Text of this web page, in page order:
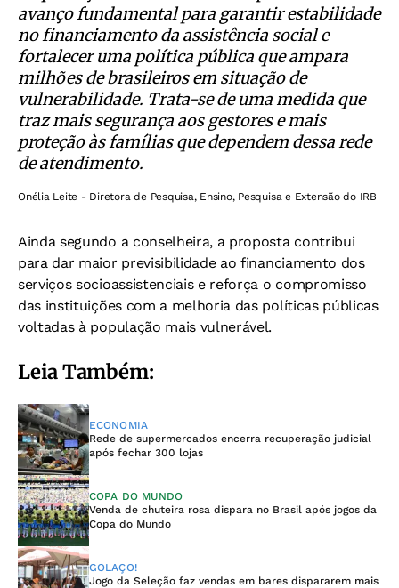
avanço fundamental para garantir estabilidade
no financiamento da assistência social e
fortalecer uma política pública que ampara
milhões de brasileiros em situação de
vulnerabilidade. Trata-se de uma medida que
traz mais segurança aos gestores e mais
proteção às famílias que dependem dessa rede
de atendimento.
Onélia Leite - Diretora de Pesquisa, Ensino, Pesquisa e Extensão do IRB
Ainda segundo a conselheira, a proposta contribui
para dar maior previsibilidade ao financiamento dos
serviços socioassistenciais e reforça o compromisso
das instituições com a melhoria das políticas públicas
voltadas à população mais vulnerável.
Leia Também:
ECONOMIA
Rede de supermercados encerra recuperação judicial
após fechar 300 lojas
COPA DO MUNDO
Venda de chuteira rosa dispara no Brasil após jogos da
Copa do Mundo
GOLAÇO!
Jogo da Seleção faz vendas em bares dispararem mais